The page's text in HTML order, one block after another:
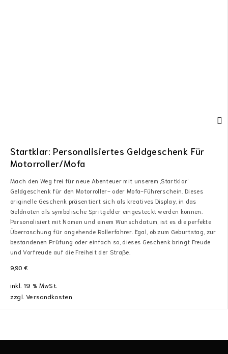
Startklar: Personalisiertes Geldgeschenk Für
Motorroller/Mofa
Mach den Weg frei für neue Abenteuer mit unserem ‚Startklar‘
Geldgeschenk für den Motorroller- oder Mofa-Führerschein. Dieses
originelle Geschenk präsentiert sich als kreatives Display, in das
Geldnoten als symbolische Spritgelder eingesteckt werden können.
Personalisiert mit Namen und einem Wunschdatum, ist es die perfekte
Überraschung für angehende Rollerfahrer. Egal, ob zum Geburtstag, zur
bestandenen Prüfung oder einfach so, dieses Geschenk bringt Freude
und Vorfreude auf die Freiheit der Straße.
9,90 €
inkl. 19 % MwSt.
zzgl.Versandkosten